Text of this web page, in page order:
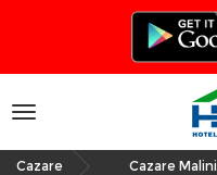
Cazare Cazare Malini